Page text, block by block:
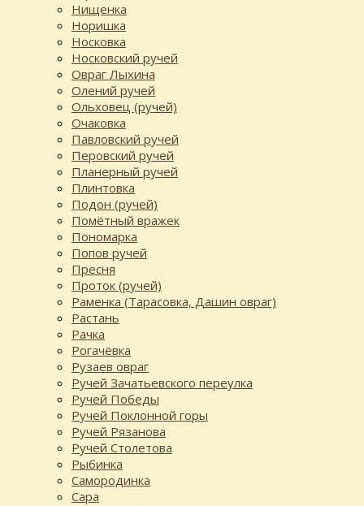
Нищенка
Норишка
Носковка
Носковский ручей
Овраг Лыхина
Олений ручей
Ольховец (ручей)
Очаковка
Павловский ручей
Перовский ручей
Планерный ручей
Плинтовка
Подон (ручей)
Помётный вражек
Пономарка
Попов ручей
Пресня
Проток (ручей)
Раменка (Тарасовка, Дашин овраг)
Растань
Рачка
Рогачёвка
Рузаев овраг
Ручей Зачатьевского переулка
Ручей Победы
Ручей Поклонной горы
Ручей Рязанова
Ручей Столетова
Рыбинка
Самородинка
Сара